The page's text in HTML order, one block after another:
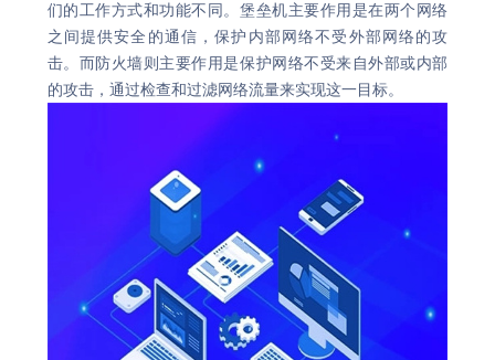
们的工作方式和功能不同。堡垒机主要作用是在两个网络
之间提供安全的通信，保护内部网络不受外部网络的攻
击。而防火墙则主要作用是保护网络不受来自外部或内部
的攻击，通过检查和过滤网络流量来实现这一目标。